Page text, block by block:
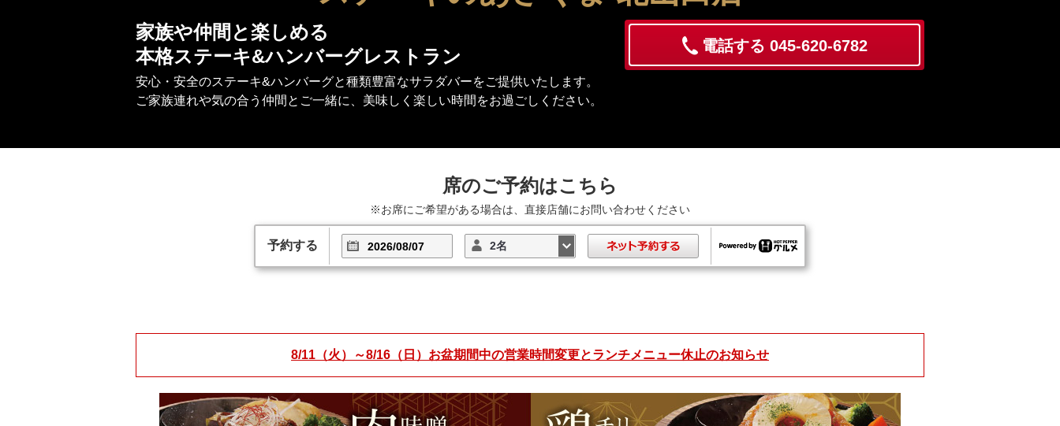
家族や仲間と楽しめる
本格ステーキ&ハンバーグレストラン
安心・安全のステーキ&ハンバーグと種類豊富なサラダバーをご提供いたします。
ご家族連れや気の合う仲間とご一緒に、美味しく楽しい時間をお過ごしください。
電話する 045-620-6782
席のご予約はこちら
※お席にご希望がある場合は、直接店舗にお問い合わせください
予約する 2名
8/11（火）～8/16（日）お盆期間中の営業時間変更とランチメニュー休止のお知らせ